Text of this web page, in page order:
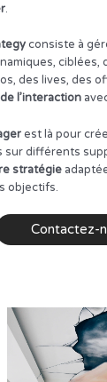
.
consiste à
ciblées,
des lives, des
l’interaction
est là pour
sur différents
stratégie
objectifs.
Contactez-